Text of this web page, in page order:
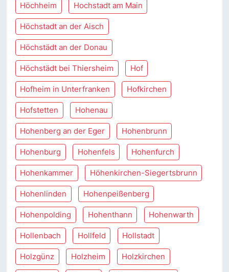
Höchheim Hochstadt am Main
Höchstadt an der Aisch
Höchstädt an der Donau
Höchstädt bei Thiersheim Hof
Hofheim in Unterfranken Hofkirchen
Hofstetten Hohenau
Hohenberg an der Eger Hohenbrunn
Hohenburg Hohenfels Hohenfurch
Hohenkammer Höhenkirchen-Siegertsbrunn
Hohenlinden Hohenpeißenberg
Hohenpolding Hohenthann Hohenwarth
Hollenbach Hollfeld Hollstadt
Holzgünz Holzheim Holzkirchen